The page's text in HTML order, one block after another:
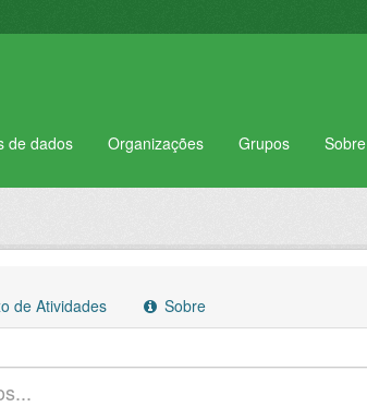
de dados Organizações Grupos Sobre
de Atividades Sobre